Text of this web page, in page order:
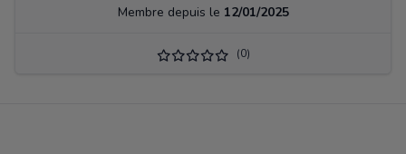
Membre depuis le 12/01/2025
(0)